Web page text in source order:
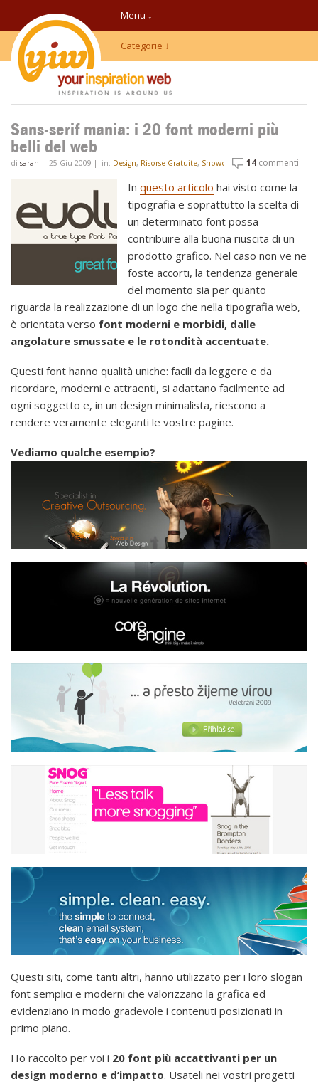
Menu ↓
Categorie ↓
Sans-serif mania: i 20 font moderni più
belli del web
di sarah | 25 Giu 2009 | in: Design, Risorse Gratuite, Showcases, Tipografia,Web
14 commenti
In questo articolo hai visto come la
tipografia e soprattutto la scelta di
un determinato font possa
contribuire alla buona riuscita di un
prodotto grafico. Nel caso non ve ne
foste accorti, la tendenza generale
del momento sia per quanto
riguarda la realizzazione di un logo che nella tipografia web,
è orientata verso font moderni e morbidi, dalle
angolature smussate e le rotondità accentuate.
Questi font hanno qualità uniche: facili da leggere e da
ricordare, moderni e attraenti, si adattano facilmente ad
ogni soggetto e, in un design minimalista, riescono a
rendere veramente eleganti le vostre pagine.
Vediamo qualche esempio?
Questi siti, come tanti altri, hanno utilizzato per i loro slogan
font semplici e moderni che valorizzano la grafica ed
evidenziano in modo gradevole i contenuti posizionati in
primo piano.
Ho raccolto per voi i 20 font più accattivanti per un
design moderno e d’impatto. Usateli nei vostri progetti